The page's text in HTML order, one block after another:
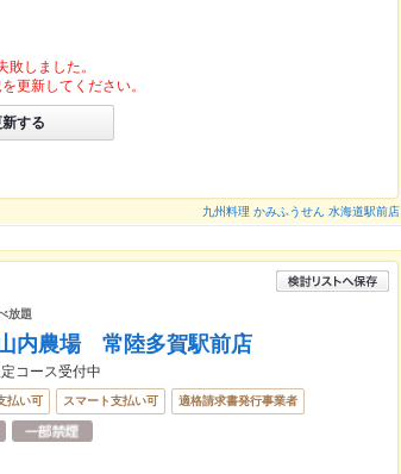
敗しました。
更新してください。
する
九州料理 かみふうせん 水海道駅前店
放題
内農場 常陸多賀駅前店
コース受付中
払い可 スマート支払い可 適格請求書発行事業者